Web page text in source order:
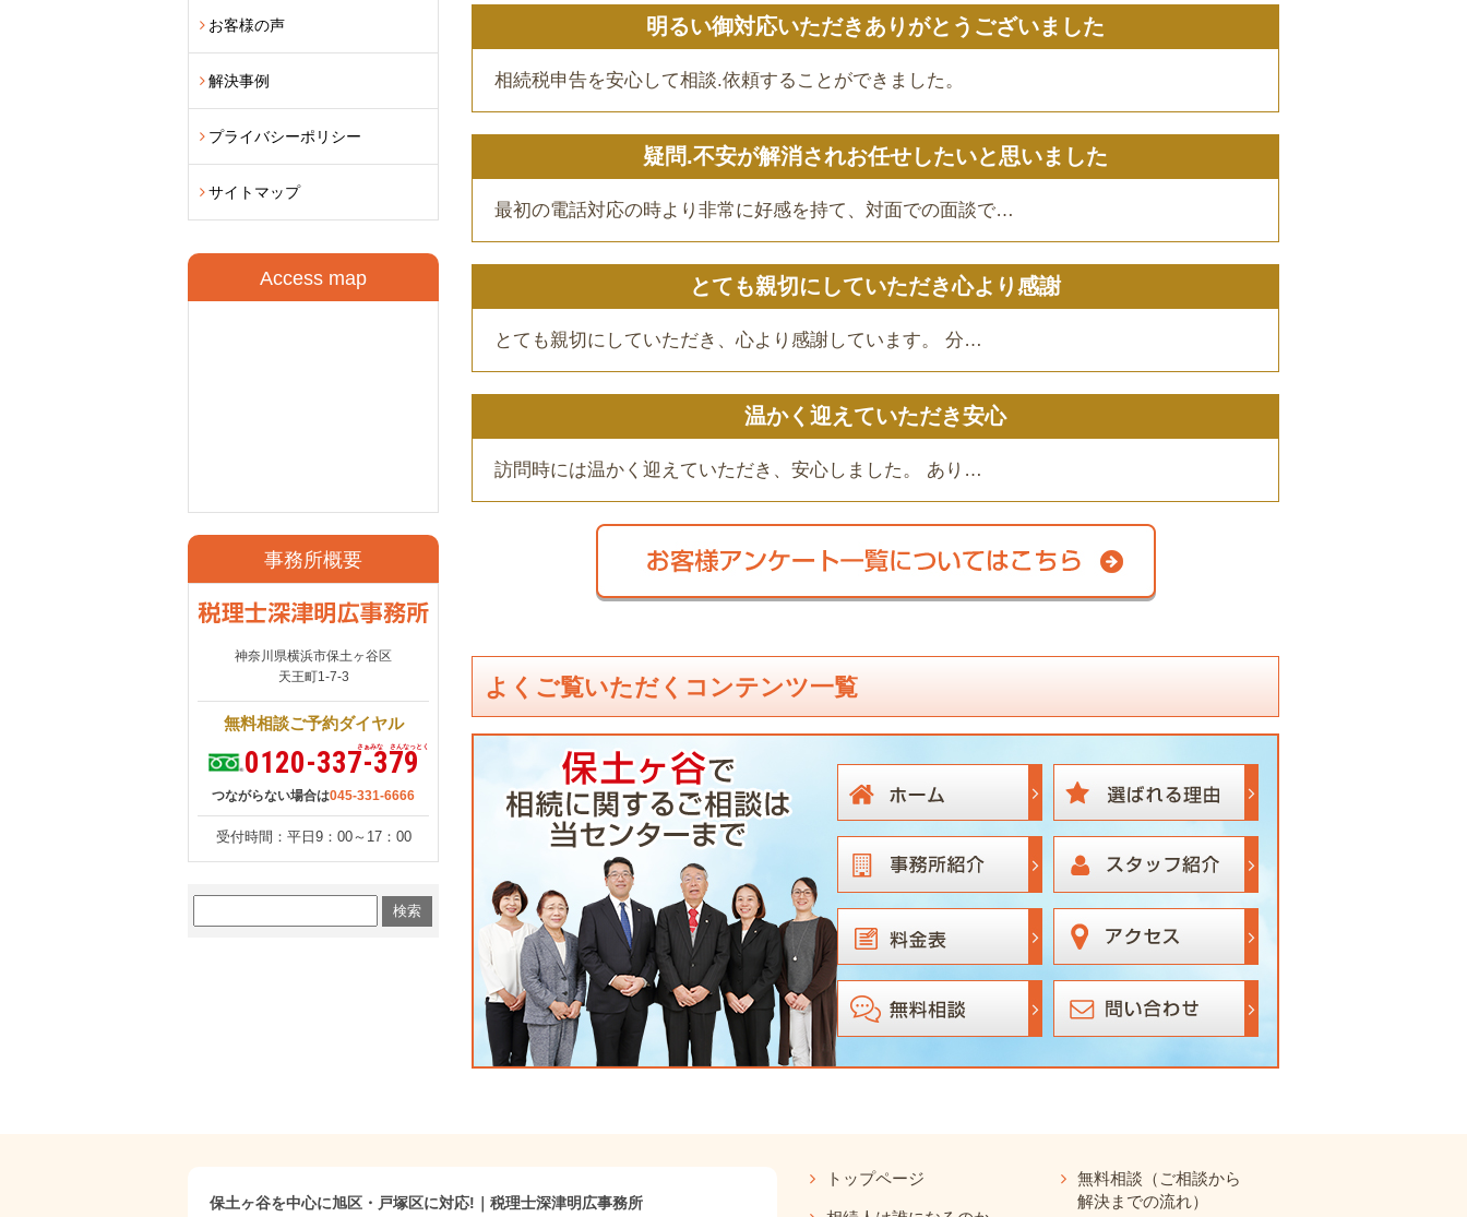
明るい御対応いただきありがとうございました
相続税申告を安心して相談.依頼することができました。
疑問.不安が解消されお任せしたいと思いました
最初の電話対応の時より非常に好感を持て、対面での面談で…
とても親切にしていただき心より感謝
とても親切にしていただき、心より感謝しています。 分…
温かく迎えていただき安心
訪問時には温かく迎えていただき、安心しました。 あり…
よくご覧いただくコンテンツ一覧
お客様の声
解決事例
プライバシーポリシー
サイトマップ
Access map
事務所概要
神奈川県横浜市保土ヶ谷区
天王町1-7-3
無料相談ご予約ダイヤル
さぁみな さんなっとく
0120-337-379
つながらない場合は045-331-6666
受付時間：平日9：00～17：00
保土ヶ谷を中心に旭区・戸塚区に対応!｜税理士深津明広事務所
トップページ
無料相談（ご相談から
解決までの流れ）